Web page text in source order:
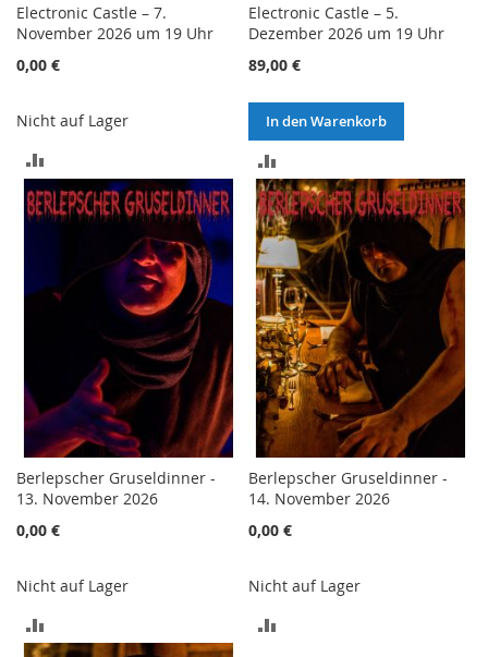
Electronic Castle – 7.
November 2026 um 19 Uhr
0,00 €
Nicht auf Lager
VERGLEICHSLISTE
HINZUFÜGEN
Electronic Castle – 5.
Dezember 2026 um 19 Uhr
89,00 €
In den Warenkorb
VERGLEICHSLISTE
HINZUFÜGEN
Berlepscher Gruseldinner -
13. November 2026
0,00 €
Nicht auf Lager
Berlepscher Gruseldinner -
14. November 2026
0,00 €
Nicht auf Lager